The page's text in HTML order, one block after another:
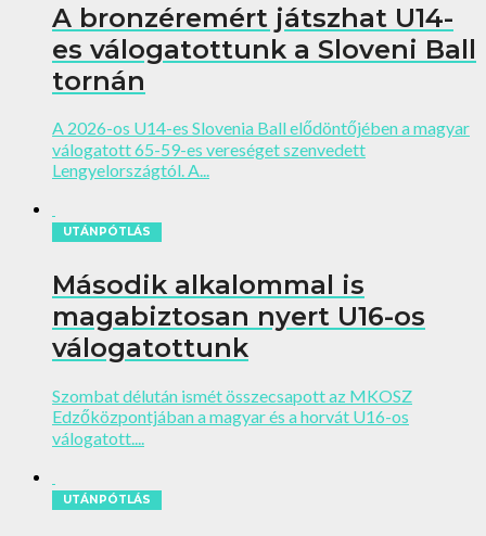
A bronzéremért játszhat U14-
es válogatottunk a Sloveni Ball
tornán
A 2026-os U14-es Slovenia Ball elődöntőjében a magyar
válogatott 65-59-es vereséget szenvedett
Lengyelországtól. A...
UTÁNPÓTLÁS
Második alkalommal is
magabiztosan nyert U16-os
válogatottunk
Szombat délután ismét összecsapott az MKOSZ
Edzőközpontjában a magyar és a horvát U16-os
válogatott....
UTÁNPÓTLÁS